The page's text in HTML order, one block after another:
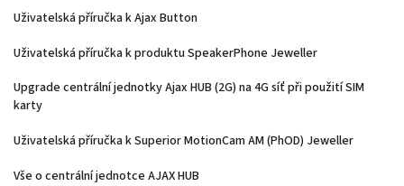
Uživatelská příručka k Ajax Button
Uživatelská příručka k produktu SpeakerPhone Jeweller
Upgrade centrální jednotky Ajax HUB (2G) na 4G síť při použití SIM
karty
Uživatelská příručka k Superior MotionCam AM (PhOD) Jeweller
Vše o centrální jednotce AJAX HUB